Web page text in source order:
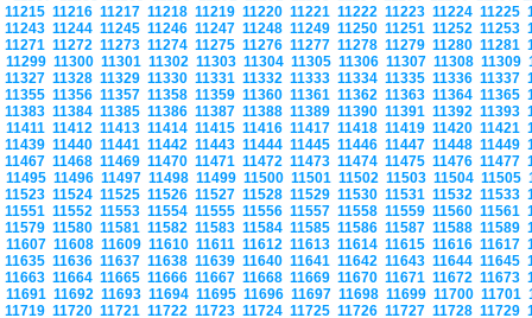
11215 11216 11217 11218 11219 11220 11221 11222 11223 11224 11225
11243 11244 11245 11246 11247 11248 11249 11250 11251 11252 11253
11271 11272 11273 11274 11275 11276 11277 11278 11279 11280 11281
11299 11300 11301 11302 11303 11304 11305 11306 11307 11308 11309
11327 11328 11329 11330 11331 11332 11333 11334 11335 11336 11337
11355 11356 11357 11358 11359 11360 11361 11362 11363 11364 11365
11383 11384 11385 11386 11387 11388 11389 11390 11391 11392 11393
11411 11412 11413 11414 11415 11416 11417 11418 11419 11420 11421
11439 11440 11441 11442 11443 11444 11445 11446 11447 11448 11449
11467 11468 11469 11470 11471 11472 11473 11474 11475 11476 11477
11495 11496 11497 11498 11499 11500 11501 11502 11503 11504 11505
11523 11524 11525 11526 11527 11528 11529 11530 11531 11532 11533
11551 11552 11553 11554 11555 11556 11557 11558 11559 11560 11561
11579 11580 11581 11582 11583 11584 11585 11586 11587 11588 11589
11607 11608 11609 11610 11611 11612 11613 11614 11615 11616 11617
11635 11636 11637 11638 11639 11640 11641 11642 11643 11644 11645
11663 11664 11665 11666 11667 11668 11669 11670 11671 11672 11673
11691 11692 11693 11694 11695 11696 11697 11698 11699 11700 11701
11719 11720 11721 11722 11723 11724 11725 11726 11727 11728 11729